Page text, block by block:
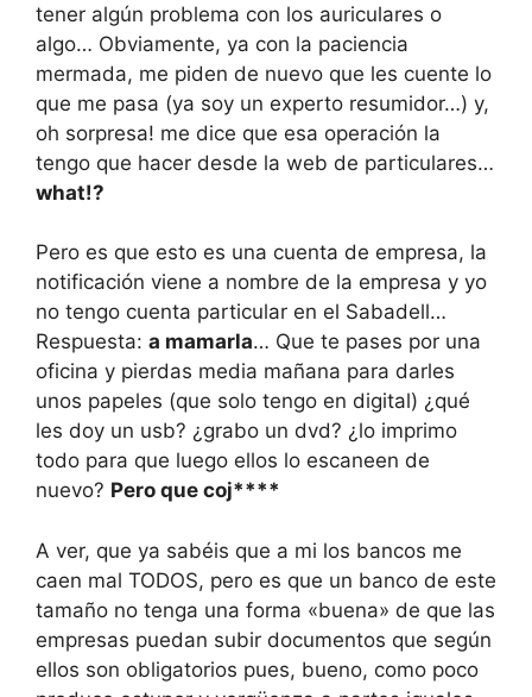
tener algún problema con los auriculares o
algo… Obviamente, ya con la paciencia
mermada, me piden de nuevo que les cuente lo
que me pasa (ya soy un experto resumidor…) y,
oh sorpresa! me dice que esa operación la
tengo que hacer desde la web de particulares…
what!?
Pero es que esto es una cuenta de empresa, la
notificación viene a nombre de la empresa y yo
no tengo cuenta particular en el Sabadell…
Respuesta: a mamarla… Que te pases por una
oficina y pierdas media mañana para darles
unos papeles (que solo tengo en digital) ¿qué
les doy un usb? ¿grabo un dvd? ¿lo imprimo
todo para que luego ellos lo escaneen de
nuevo? Pero que coj****
A ver, que ya sabéis que a mi los bancos me
caen mal TODOS, pero es que un banco de este
tamaño no tenga una forma «buena» de que las
empresas puedan subir documentos que según
ellos son obligatorios pues, bueno, como poco